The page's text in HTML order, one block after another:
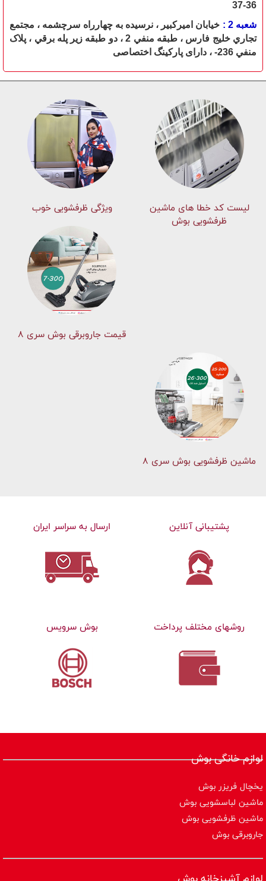
36-37
شعبه 2 :
خيابان اميرکبير ، نرسيده به چهارراه سرچشمه ، مجتمع
تجاري خليج فارس ، طبقه منفي 2 ، دو طبقه زير پله برقي ، پلاک
منفي 236- ، دارای پارکينگ اختصاصی
لیست کد خطا های ماشين
ظرفشویی بوش
ویژگی ظرفشویی خوب
قیمت جاروبرقی بوش سری ۸
ماشین ظرفشویی بوش سری 8
پشتیبانی آنلاین ارسال به سراسر ایران
روشهای مختلف پرداخت بوش سرویس
لوازم خانگی بوش
یخچال فریزر بوش
ماشین لباسشویی بوش
ماشین ظرفشویی بوش
جاروبرقی بوش